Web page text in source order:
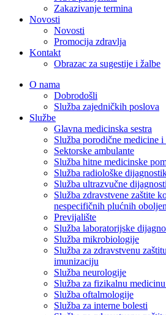
Zakazivanje termina
Novosti
Novosti
Promocija zdravlja
Kontakt
Obrazac za sugestije i žalbe
O nama
Dobrodošli
Služba zajedničkih poslova
Službe
Glavna medicinska sestra
Služba porodične medicine i
Sektorske ambulante
Služba hitne medicinske
Služba radiološke
Služba ultrazvučne
Služba zdravstvene zaštite
nespecifičnih plućnih
Previjalište
Služba laboratorijske
Služba mikrobiologije
Služba za zdravstvenu
imunizaciju
Služba neurologije
Služba za fizikalnu
Služba oftalmologije
Služba za interne bolesti